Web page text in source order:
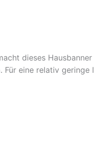
dieses
eine relativ